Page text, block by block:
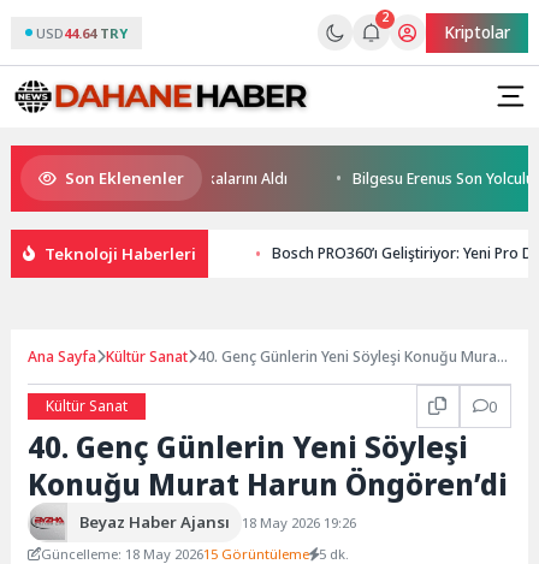
USD44.64 TRY
2
Kriptolar
Son Eklenenler
Yüzücüleri Sertifikalarını Aldı Bilgesu Erenus Son Yolculuğuna
Teknoloji Haberleri Bosch PRO360’ı Geliştiriyor: Yeni
Ana Sayfa Kültür Sanat 40. Genç Günlerin Yeni Söyleşi Konuğu Murat
Kültür Sanat
0
40. Genç Günlerin Yeni Söyleşi
Konuğu Murat Harun Öngören’di
Beyaz Haber Ajansı
18 May 2026 19:26
Güncelleme: 18 May 202615 Görüntüleme 5 dk.